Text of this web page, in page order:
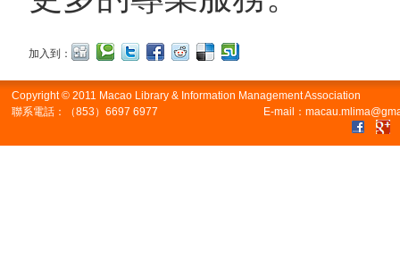
加入到：
Copyright © 2011 Macao Library & Information Management Association
聯系電話：（853）6697 6977
E-mail：